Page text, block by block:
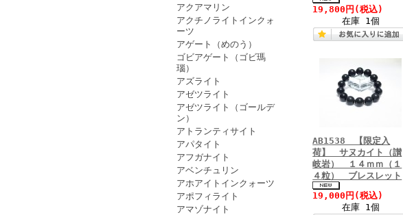
アクアマリン
アクチノライトインクォ
ーツ
アゲート（めのう）
ゴビアゲート（ゴビ瑪
瑙）
アズライト
アゼツライト
アゼツライト（ゴールデ
ン）
アトランティサイト
アパタイト
アフガナイト
アベンチュリン
アホアイトインクォーツ
アポフィライト
アマゾナイト
19,800円 (税込)
在庫 1個
AB1538 【限定入
荷】 サヌカイト（讃
岐岩） １４ｍｍ（１
４粒） ブレスレット
19,000円 (税込)
在庫 1個